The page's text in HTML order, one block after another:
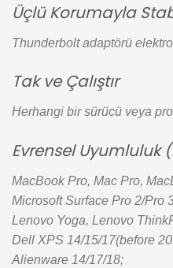
Üçlü Korumayla
Thunderbolt adaptörü
Tak ve Çalıştır
Herhangi bir sürücü veya
Evrensel Uyumluluk
MacBook Pro, Mac Pro,
Microsoft Surface Pro 2/Pro
Lenovo Yoga, Lenovo
Dell XPS 14/15/17(before
Alienware 14/17/18;